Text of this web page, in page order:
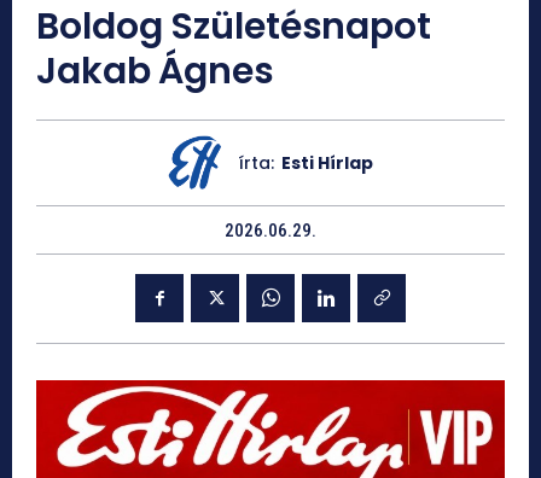
Boldog Születésnapot
Jakab Ágnes
írta: Esti Hírlap
2026.06.29.